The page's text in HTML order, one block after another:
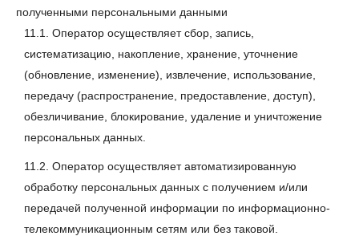
полученными персональными данными
11.1. Оператор осуществляет сбор, запись,
систематизацию, накопление, хранение, уточнение
(обновление, изменение), извлечение, использование,
передачу (распространение, предоставление, доступ),
обезличивание, блокирование, удаление и уничтожение
персональных данных.
11.2. Оператор осуществляет автоматизированную
обработку персональных данных с получением и/или
передачей полученной информации по информационно-
телекоммуникационным сетям или без таковой.